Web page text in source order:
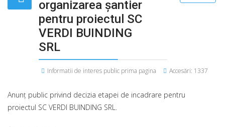
organizarea şantier
pentru proiectul SC
VERDI BUINDING
SRL
Informatii de interes public prima pagina Accesări: 1337
Anunţ public privind decizia etapei de incadrare pentru
proiectul SC VERDI BUINDING SRL.